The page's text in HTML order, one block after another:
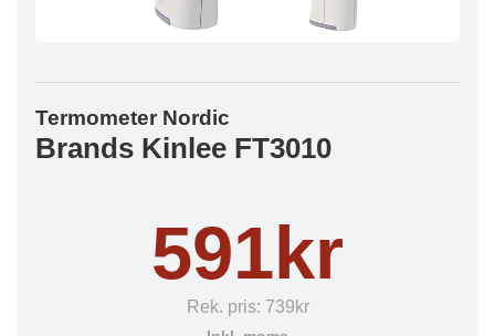
Termometer Nordic
Brands Kinlee FT3010
591kr
Rek. pris: 739kr